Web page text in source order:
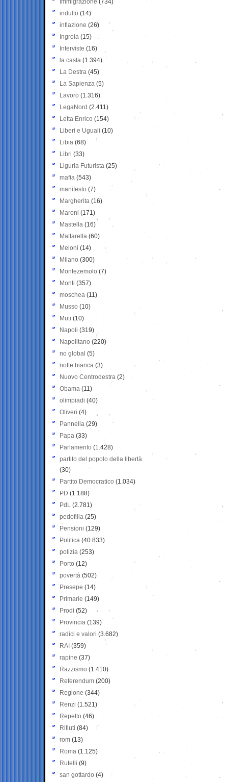
Immigrazione (734)
indulto (14)
inflazione (26)
Ingroia (15)
Interviste (16)
la casta (1.394)
La Destra (45)
La Sapienza (5)
Lavoro (1.316)
LegaNord (2.411)
Letta Enrico (154)
Liberi e Uguali (10)
Libia (68)
Libri (33)
Liguria Futurista (25)
mafia (543)
manifesto (7)
Margherita (16)
Maroni (171)
Mastella (16)
Mattarella (60)
Meloni (14)
Milano (300)
Montezemolo (7)
Monti (357)
moschea (11)
Musso (10)
Muti (10)
Napoli (319)
Napolitano (220)
no global (5)
notte bianca (3)
Nuovo Centrodestra (2)
Obama (11)
olimpiadi (40)
Oliveri (4)
Pannella (29)
Papa (33)
Parlamento (1.428)
partito del popolo della libertà
(30)
Partito Democratico (1.034)
PD (1.188)
PdL (2.781)
pedofilia (25)
Pensioni (129)
Politica (40.833)
polizia (253)
Porto (12)
povertà (502)
Presepe (14)
Primarie (149)
Prodi (52)
Provincia (139)
radici e valori (3.682)
RAI (359)
rapine (37)
Razzismo (1.410)
Referendum (200)
Regione (344)
Renzi (1.521)
Repetto (46)
Rifiuti (84)
rom (13)
Roma (1.125)
Rutelli (9)
san gottardo (4)